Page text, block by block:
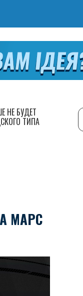
МАРС
НЕ БУДЕТ
ТИПА